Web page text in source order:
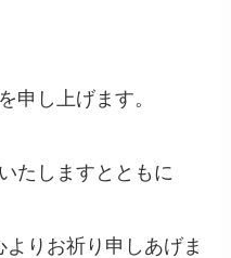
申し上げます。
たしますとともに
りお祈り申しあげま